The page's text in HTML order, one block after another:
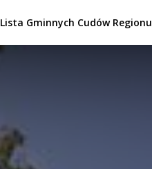
Lista Gminnych Cudów Regionu